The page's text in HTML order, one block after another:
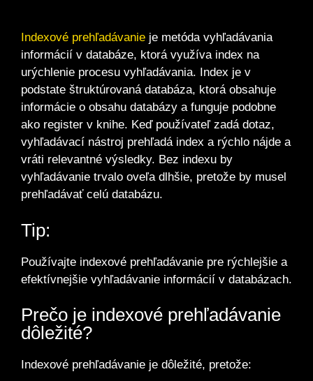
Indexové prehľadávanie je metóda vyhľadávania
informácií v databáze, ktorá využíva index na
urýchlenie procesu vyhľadávania. Index je v
podstate štruktúrovaná databáza, ktorá obsahuje
informácie o obsahu databázy a funguje podobne
ako register v knihe. Keď používateľ zadá dotaz,
vyhľadávací nástroj prehľadá index a rýchlo nájde a
vráti relevantné výsledky. Bez indexu by
vyhľadávanie trvalo oveľa dlhšie, pretože by musel
prehľadávať celú databázu.
Tip:
Používajte indexové prehľadávanie pre rýchlejšie a
efektívnejšie vyhľadávanie informácií v databázach.
Prečo je indexové prehľadávanie
dôležité?
Indexové prehľadávanie je dôležité, pretože: